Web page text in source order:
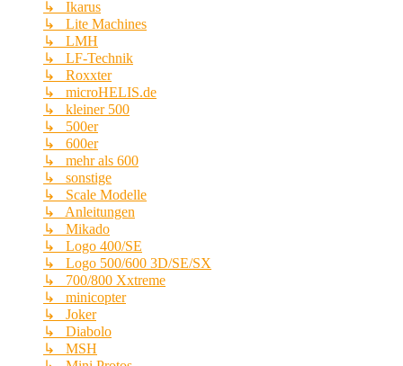
↳ Ikarus
↳ Lite Machines
↳ LMH
↳ LF-Technik
↳ Roxxter
↳ microHELIS.de
↳ kleiner 500
↳ 500er
↳ 600er
↳ mehr als 600
↳ sonstige
↳ Scale Modelle
↳ Anleitungen
↳ Mikado
↳ Logo 400/SE
↳ Logo 500/600 3D/SE/SX
↳ 700/800 Xxtreme
↳ minicopter
↳ Joker
↳ Diabolo
↳ MSH